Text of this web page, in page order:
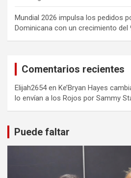
Mundial 2026 impulsa los pedidos
Dominicana con un crecimiento del
Comentarios recientes
Elijah2654en Ke’Bryan Hayes
lo envían a los Rojos por Sammy
Puede faltar